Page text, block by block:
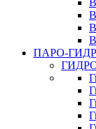
ПАРО-